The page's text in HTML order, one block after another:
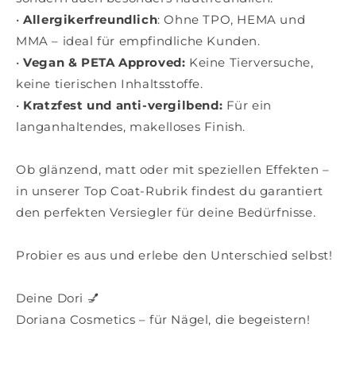
• Allergikerfreundlich: Ohne TPO, HEMA und
MMA – ideal für empfindliche Kunden.
• Vegan & PETA Approved: Keine Tierversuche,
keine tierischen Inhaltsstoffe.
• Kratzfest und anti-vergilbend: Für ein
langanhaltendes, makelloses Finish.
Ob glänzend, matt oder mit speziellen Effekten –
in unserer Top Coat-Rubrik findest du garantiert
den perfekten Versiegler für deine Bedürfnisse.
Probier es aus und erlebe den Unterschied selbst!
Deine Dori 💅
Doriana Cosmetics – für Nägel, die begeistern!